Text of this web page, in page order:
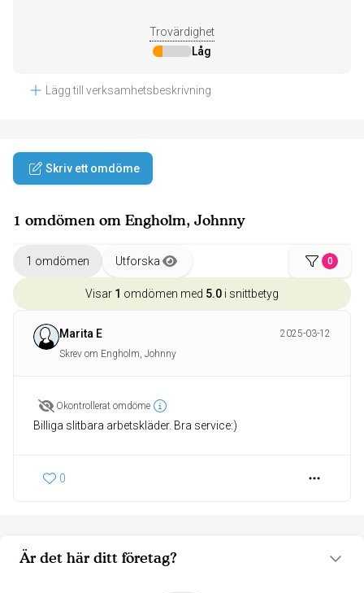
Trovärdighet
Låg
Lägg till verksamhetsbeskrivning
Är det här ditt företag?
Skriv ett omdöme
1 omdömen om Engholm, Johnny
1 omdömen Utforska 0
Visar 1 omdömen med 5.0 i snittbetyg
Marita E
2025-03-12
Skrev om Engholm, Johnny
Okontrollerat omdöme
Billiga slitbara arbetskläder. Bra service:)
0